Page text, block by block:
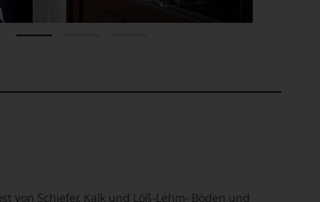
von Schiefer, Kalk und Löß-Lehm- Böden und